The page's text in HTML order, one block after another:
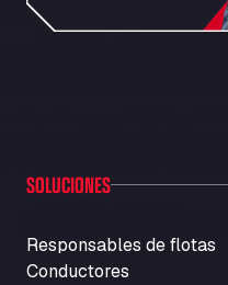
SOLUCIONES
Responsables de flotas
Conductores